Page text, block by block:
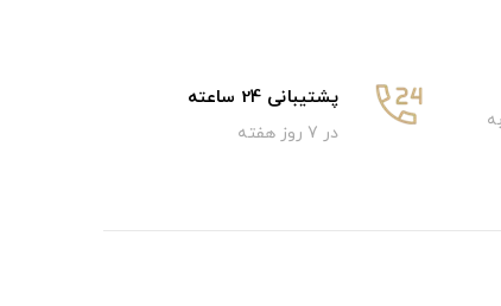
پشتیبانی 24 ساعته
در 7 روز هفته